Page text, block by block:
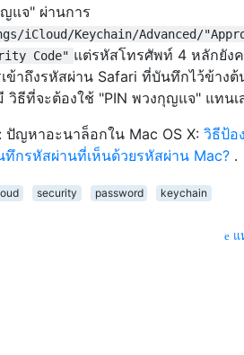
แจ" ผ่านการ
iCloud/Keychain/Advanced/
Code" แต่รหัสโทรศัพท์ 4 หลักยัง
ข้าถึงรหัสผ่าน Safari ที่บันทึกไว้ข้างต้
วิธีที่จะต้องใช้ "PIN พวงกุญแจ" แทนเ
ปัญหาอะนาล็อกใน Mac OS X: วิธีป้อ
ทึกรหัสผ่านที่เห็นด้วยรหัสผ่าน Mac? .
security password keychain
แ